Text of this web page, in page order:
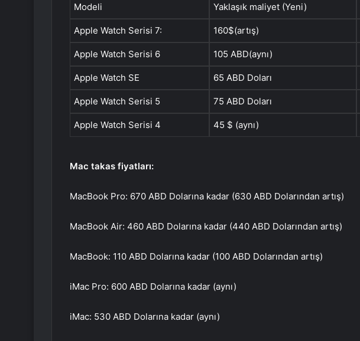
Modeli Yaklaşık maliyet (Yeni)
Apple Watch Serisi 7: 160$(artış)
Apple Watch Serisi 6 105 ABD(aynı)
Apple Watch SE 65 ABD Doları
Apple Watch Serisi 5 75 ABD Doları
Apple Watch Serisi 4 45 $ (aynı)
Mac takas fiyatları:
MacBook Pro: 670 ABD Dolarına kadar (630 ABD Dolarından artış)
MacBook Air: 460 ABD Dolarına kadar (440 ABD Dolarından artış)
MacBook: 110 ABD Dolarına kadar (100 ABD Dolarından artış)
iMac Pro: 600 ABD Dolarına kadar (aynı)
iMac: 530 ABD Dolarına kadar (aynı)